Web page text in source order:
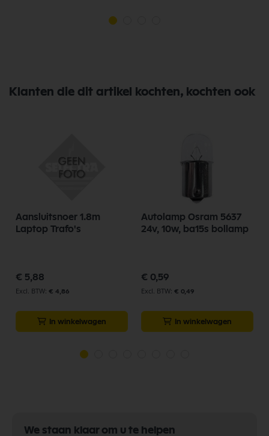
Klanten die dit artikel kochten, kochten ook
Aansluitsnoer 1.8m
Laptop Trafo's
€ 5,88
€ 4,86
In winkelwagen
Autolamp Osram 5637
24v, 10w, ba15s bollamp
€ 0,59
€ 0,49
In winkelwagen
We staan klaar om u te helpen